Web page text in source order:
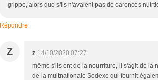
grippe, alors que s'ils n'avaient pas de carences
Répondre
Z z 14/10/2020 07:27
même s'ils ont de la nourriture, il s'agit de la
de la multnationale Sodexo qui fournit